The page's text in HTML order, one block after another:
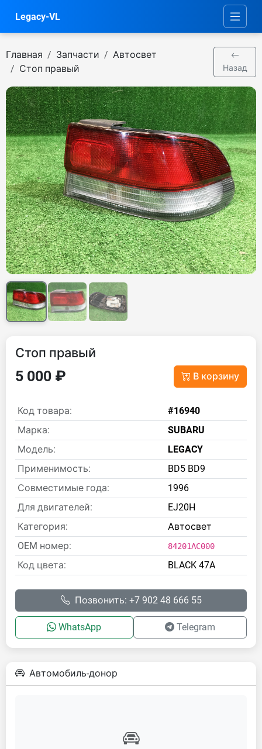
Legacy-VL
Главная Запчасти
Автосвет
Стоп правый
Назад
Стоп правый
5 000 ₽ В корзину
Код товара:
#16940
Марка:
SUBARU
Модель:
LEGACY
Применимость:
BD5 BD9
Совместимые года:
1996
Для двигателей:
EJ20H
Категория:
Автосвет
OEM номер:
84201AC000
Код цвета: BLACK 47A
Позвонить: +7 902 48 666 55
WhatsApp Telegram
Автомобиль-донор